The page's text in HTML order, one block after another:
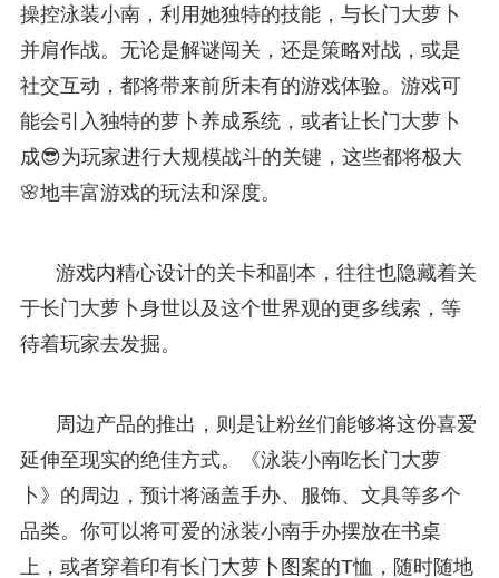
操控泳装小南，利用她独特的技能，与长门大萝卜
并肩作战。无论是解谜闯关，还是策略对战，或是
社交互动，都将带来前所未有的游戏体验。游戏可
能会引入独特的萝卜养成系统，或者让长门大萝卜
成😎为玩家进行大规模战斗的关键，这些都将极大
🌸地丰富游戏的玩法和深度。
游戏内精心设计的关卡和副本，往往也隐藏着关
于长门大萝卜身世以及这个世界观的更多线索，等
待着玩家去发掘。
周边产品的推出，则是让粉丝们能够将这份喜爱
延伸至现实的绝佳方式。《泳装小南吃长门大萝
卜》的周边，预计将涵盖手办、服饰、文具等多个
品类。你可以将可爱的泳装小南手办摆放在书桌
上，或者穿着印有长门大萝卜图案的T恤，随时随地